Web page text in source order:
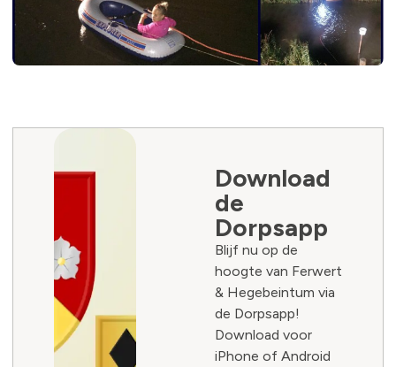
Download
de
Dorpsapp
Blijf nu op de
hoogte van Ferwert
& Hegebeintum via
de Dorpsapp!
Download voor
iPhone of Android